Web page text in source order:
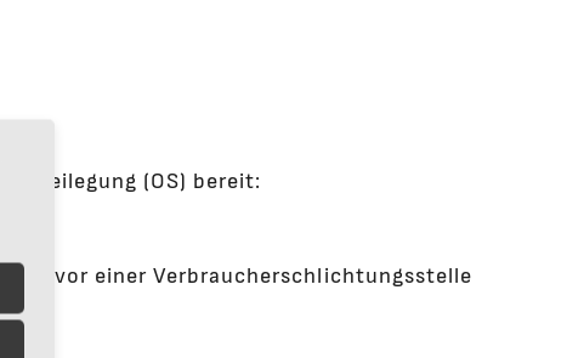
(OS) bereit:
vor einer Verbraucherschlichtungsstelle